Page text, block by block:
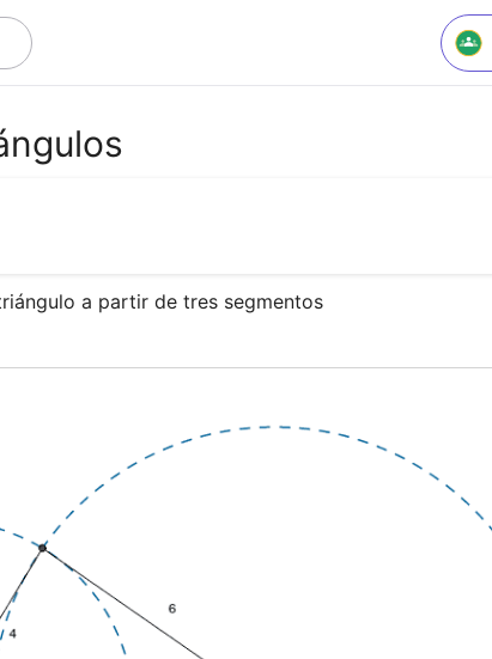
a partir de tres segmentos